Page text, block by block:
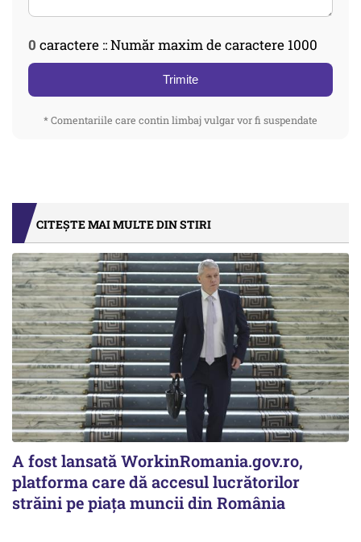
0 caractere :: Număr maxim de caractere 1000
Trimite
* Comentariile care contin limbaj vulgar vor fi suspendate
CITEȘTE MAI MULTE DIN STIRI
A fost lansată WorkinRomania.gov.ro,
platforma care dă accesul lucrătorilor
străini pe piața muncii din România